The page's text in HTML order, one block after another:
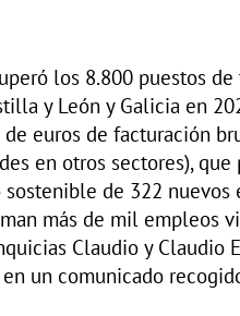
los 8.800 puestos
y León y Galicia en
euros de facturación
en otros sectores),
de 322 nuevos
más de mil empleos
Claudio y Claudio
un comunicado